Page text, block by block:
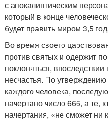
с апокалиптическим
который в конце
будет править миром 3,5
Во время своего
против святых и одержит
поклоняться, впоследствии
несчастья. По
каждого человека,
начертано число 666, а те,
начертания, «не сможет ни